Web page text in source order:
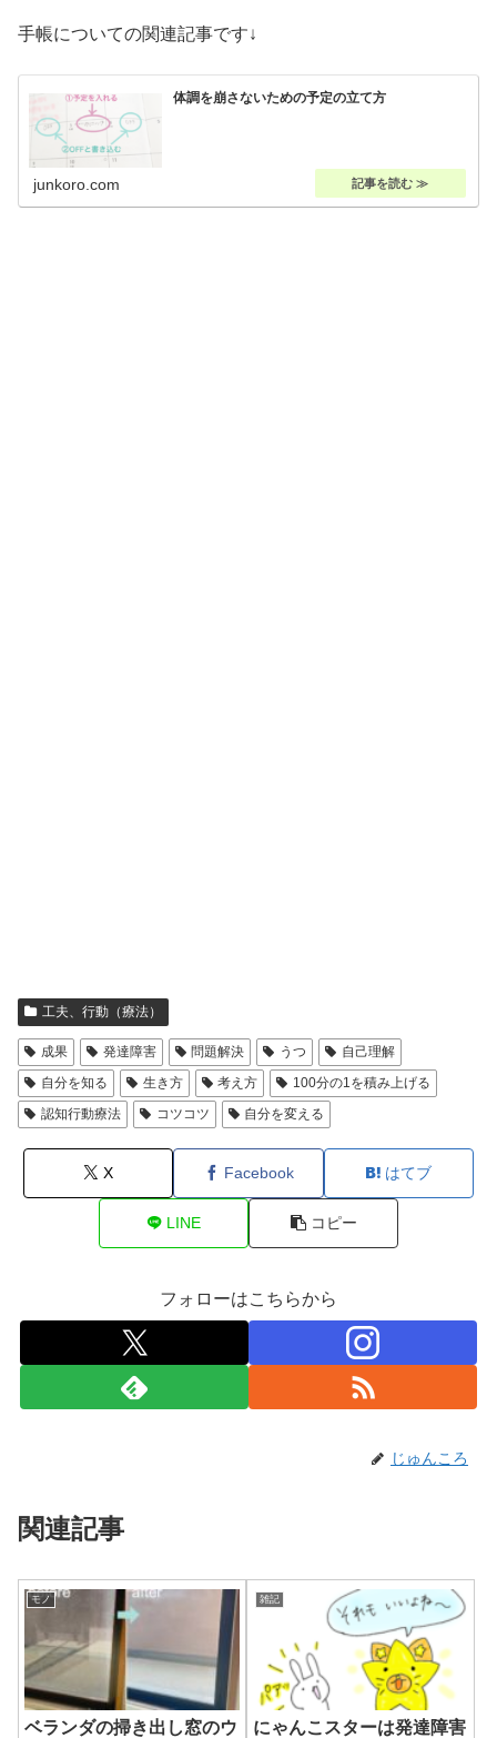
手帳についての関連記事です↓
体調を崩さないための予定の立て方
junkoro.com
工夫、行動（療法）
成果 発達障害 問題解決 うつ
自己理解
自分を知る
生き方 考え方
100分の1を積み上げる
認知行動療法
コツコツ 自分を変える
X Facebook はてブ
LINE コピー
フォローはこちらから
じゅんころ
関連記事
モノ
ベランダの掃き出し窓のウ
雑記
にゃんこスターは発達障害